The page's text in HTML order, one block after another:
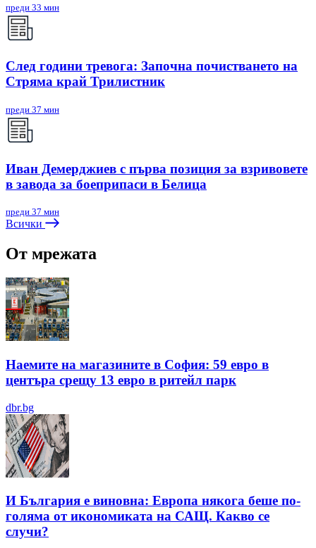
преди 33 мин
След години тревога: Започна почистването на
Стряма край Трилистник
преди 37 мин
Иван Демерджиев с първа позиция за взривовете
в завода за боеприпаси в Белица
преди 37 мин
Всички
От мрежата
Наемите на магазините в София: 59 евро в
центъра срещу 13 евро в ритейл парк
dbr.bg
И България е виновна: Европа някога беше по-
голяма от икономиката на САЩ. Какво се
случи?